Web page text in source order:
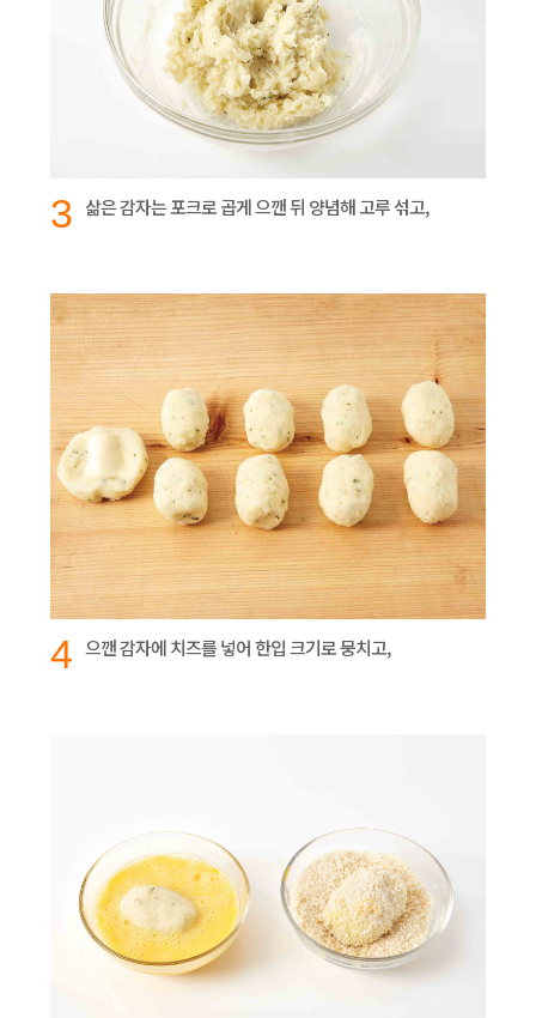
3 삶은 감자는 포크로 곱게 으깬 뒤 양념해 고루 섞고,
4 으깬 감자에 치즈를 넣어 한입 크기로 뭉치고,